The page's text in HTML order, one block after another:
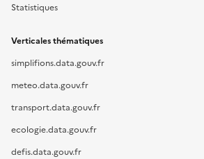
Statistiques
Verticales thématiques
simplifions.data.gouv.fr
meteo.data.gouv.fr
transport.data.gouv.fr
ecologie.data.gouv.fr
defis.data.gouv.fr